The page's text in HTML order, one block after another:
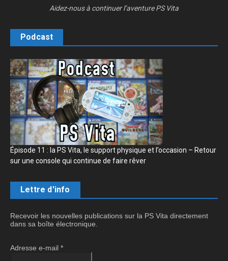
Aidez-nous à continuer l’aventure PS Vita
Podcast
Épisode 11 : la PS Vita, le support physique et l’occasion – Retour
sur une console qui continue de faire rêver
Lettre d'info
Recevoir les nouvelles publications sur la PS Vita directement
dans sa boîte électronique.
Adresse e-mail *